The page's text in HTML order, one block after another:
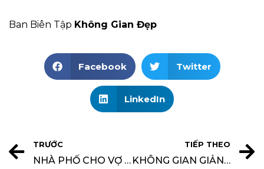
Ban Biên Tập Không Gian Đẹp
Facebook Twitter
LinkedIn
TRƯỚC
NHÀ PHỐ CHO VỢ CHỒNG TRẺ
TIẾP THEO
KHÔNG GIAN GIẢN DỊ VÀ YÊN BÌNH TRONG NHÀ VƯỜN CỦ CHI